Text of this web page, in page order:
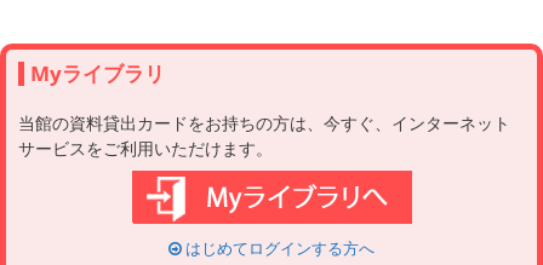
Myライブラリ
当館の資料貸出カードをお持ちの方は、今すぐ、インターネット
サービスをご利用いただけます。
はじめてログインする方へ